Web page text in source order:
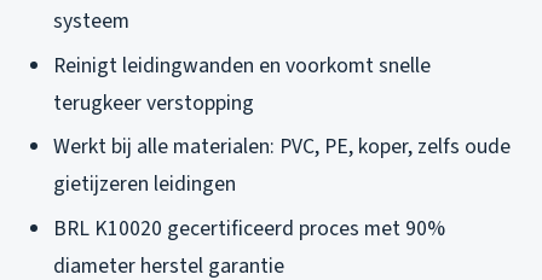
systeem
Reinigt leidingwanden en voorkomt snelle
terugkeer verstopping
Werkt bij alle materialen: PVC, PE, koper, zelfs oude
gietijzeren leidingen
BRL K10020 gecertificeerd proces met 90%
diameter herstel garantie